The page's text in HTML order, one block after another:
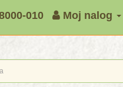
010 Moj nalog